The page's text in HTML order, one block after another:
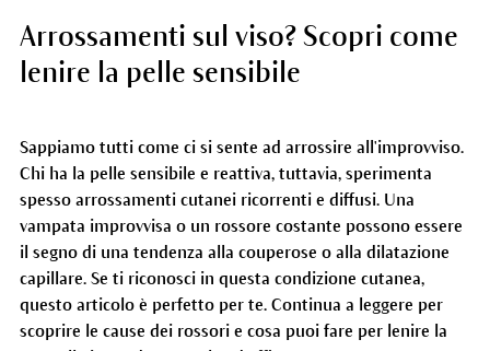
Arrossamenti sul viso? Scopri come
lenire la pelle sensibile
Sappiamo tutti come ci si sente ad arrossire all'improvviso.
Chi ha la pelle sensibile e reattiva, tuttavia, sperimenta
spesso arrossamenti cutanei ricorrenti e diffusi. Una
vampata improvvisa o un rossore costante possono essere
il segno di una tendenza alla couperose o alla dilatazione
capillare. Se ti riconosci in questa condizione cutanea,
questo articolo è perfetto per te. Continua a leggere per
scoprire le cause dei rossori e cosa puoi fare per lenire la